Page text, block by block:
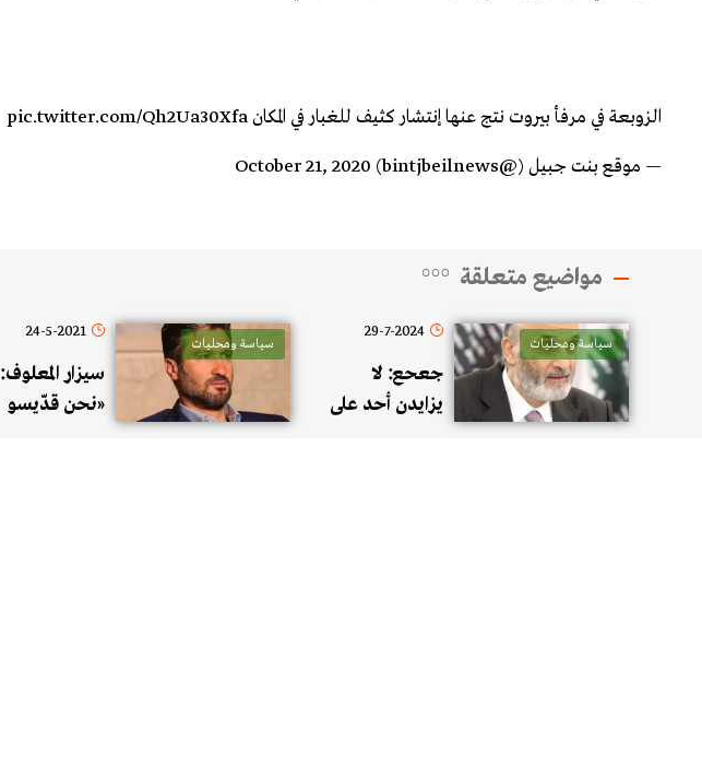
الزوبعة في مرفأ بيروت نتج عنها إنتشار كثيف للغبار في المكانpic.twitter.com/Qh2Ua30Xfa
— موقع بنت جبيل (@bintjbeilnews) October 21, 2020
مواضيع متعلقة
سياسة ومحليات
29-7-2024
جعحع: لا
يزايدن أحد على
سياسة ومحليات
24-5-2021
سيزار المعلوف:
«نحن قدّيسو